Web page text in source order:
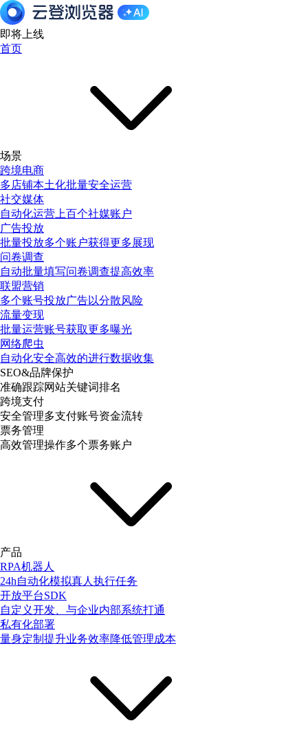
即将上线
首页
场景
跨境电商
多店铺本土化批量安全运营
社交媒体
自动化运营上百个社媒账户
广告投放
批量投放多个账户获得更多展现
问卷调查
自动批量填写问卷调查提高效率
联盟营销
多个账号投放广告以分散风险
流量变现
批量运营账号获取更多曝光
网络爬虫
自动化安全高效的进行数据收集
SEO&品牌保护
准确跟踪网站关键词排名
跨境支付
安全管理多支付账号资金流转
票务管理
高效管理操作多个票务账户
产品
RPA机器人
24h自动化模拟真人执行任务
开放平台SDK
自定义开发、与企业内部系统打通
私有化部署
量身定制提升业务效率降低管理成本